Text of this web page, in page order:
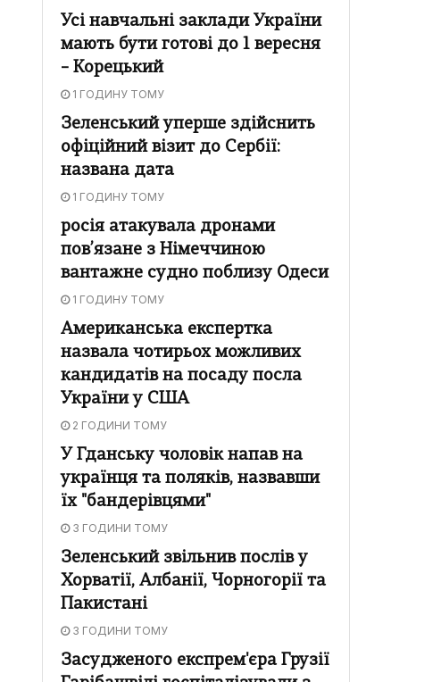
Усі навчальні заклади України
мають бути готові до 1 вересня
– Корецький
1 ГОДИНУ ТОМУ
Зеленський уперше здійснить
офіційний візит до Сербії:
названа дата
1 ГОДИНУ ТОМУ
росія атакувала дронами
пов’язане з Німеччиною
вантажне судно поблизу Одеси
1 ГОДИНУ ТОМУ
Американська експертка
назвала чотирьох можливих
кандидатів на посаду посла
України у США
2 ГОДИНИ ТОМУ
У Гданську чоловік напав на
українця та поляків, назвавши
їх "бандерівцями"
3 ГОДИНИ ТОМУ
Зеленський звільнив послів у
Хорватії, Албанії, Чорногорії та
Пакистані
3 ГОДИНИ ТОМУ
Засудженого експрем'єра Грузії